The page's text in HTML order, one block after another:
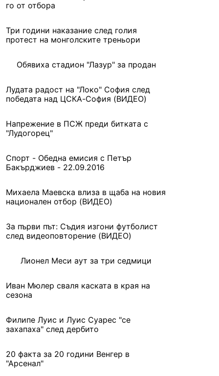
го от отбора
Три години наказание след голия
протест на монголските треньори
Обявиха стадион "Лазур" за продан
Лудата радост на "Локо" София след
победата над ЦСКА-София (ВИДЕО)
Напрежение в ПСЖ преди битката с
"Лудогорец"
Спорт - Обедна емисия с Петър
Бакърджиев - 22.09.2016
Михаела Маевска влиза в щаба на новия
национален отбор (ВИДЕО)
За първи път: Съдия изгони футболист
след видеоповторение (ВИДЕО)
Лионел Меси аут за три седмици
Иван Мюлер сваля каската в края на
сезона
Филипе Луис и Луис Суарес "се
захапаха" след дербито
20 факта за 20 години Венгер в
"Арсенал"